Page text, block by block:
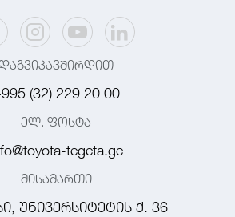
(32) 229 20 00
ელ. ფოსტა
tegeta.ge
მისამართი
უნივერსიტეტის ქ. 36